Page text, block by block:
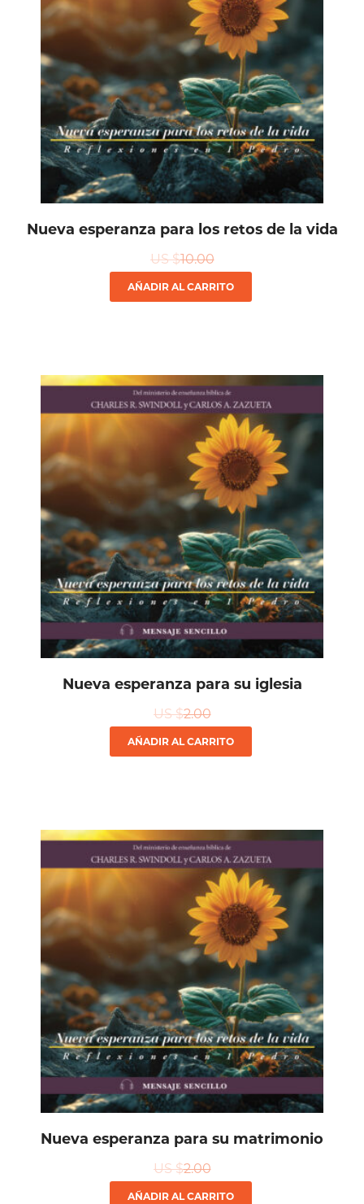
Nueva esperanza para los retos de la vida
US $10.00
AÑADIR AL CARRITO
Nueva esperanza para su iglesia
US $2.00
AÑADIR AL CARRITO
Nueva esperanza para su matrimonio
US $2.00
AÑADIR AL CARRITO